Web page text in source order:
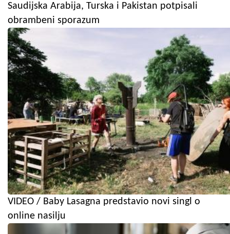
Saudijska Arabija, Turska i Pakistan potpisali
obrambeni sporazum
VIDEO / Baby Lasagna predstavio novi singl o
online nasilju